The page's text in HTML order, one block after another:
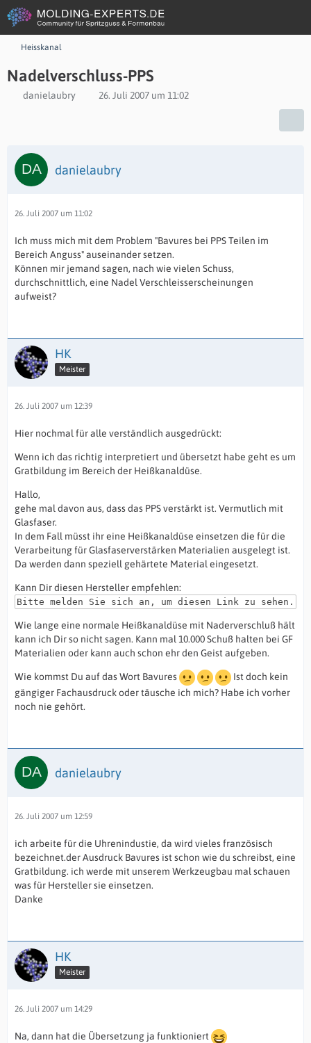
Heisskanal
Nadelverschluss-PPS
danielaubry 26. Juli 2007 um 11:02
danielaubry
26. Juli 2007 um 11:02
Ich muss mich mit dem Problem "Bavures bei PPS Teilen im
Bereich Anguss" auseinander setzen.
Können mir jemand sagen, nach wie vielen Schuss,
durchschnittlich, eine Nadel Verschleisserscheinungen
aufweist?
HK
Meister
26. Juli 2007 um 12:39
Hier nochmal für alle verständlich ausgedrückt:
Wenn ich das richtig interpretiert und übersetzt habe geht es um
Gratbildung im Bereich der Heißkanaldüse.
Hallo,
gehe mal davon aus, dass das PPS verstärkt ist. Vermutlich mit
Glasfaser.
In dem Fall müsst ihr eine Heißkanaldüse einsetzen die für die
Verarbeitung für Glasfaserverstärken Materialien ausgelegt ist.
Da werden dann speziell gehärtete Material eingesetzt.
Kann Dir diesen Hersteller empfehlen:
Bitte melden Sie sich an, um diesen Link zu sehen.
Wie lange eine normale Heißkanaldüse mit Naderverschluß hält
kann ich Dir so nicht sagen. Kann mal 10.000 Schuß halten bei GF
Materialien oder kann auch schon ehr den Geist aufgeben.
Wie kommst Du auf das Wort Bavures
Ist doch kein
gängiger Fachausdruck oder täusche ich mich? Habe ich vorher
noch nie gehört.
danielaubry
26. Juli 2007 um 12:59
ich arbeite für die Uhrenindustie, da wird vieles französisch
bezeichnet.der Ausdruck Bavures ist schon wie du schreibst, eine
Gratbildung. ich werde mit unserem Werkzeugbau mal schauen
was für Hersteller sie einsetzen.
Danke
HK
Meister
26. Juli 2007 um 14:29
Na, dann hat die Übersetzung ja funktioniert